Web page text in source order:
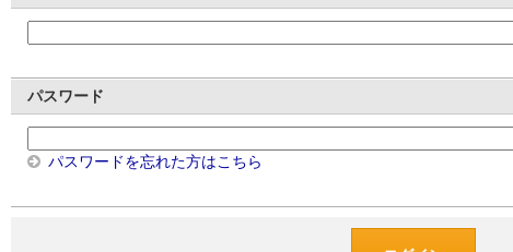
パスワード
パスワードを忘れた方はこちら